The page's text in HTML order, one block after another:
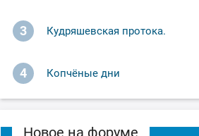
3 Кудряшевская протока.
4 Копчёные дни
Новое на форуме